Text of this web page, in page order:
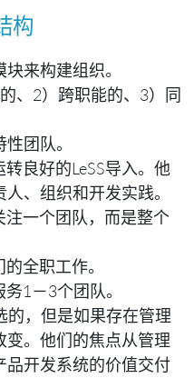
构
来构建组织。
、2）跨职能的、3）同
团队。
良好的LeSS导入。他
、组织和开发实践。
注一个团队，而是整个
全职工作。
1－3个团队。
的，但是如果存在管理
。他们的焦点从管理
品开发系统的价值交付